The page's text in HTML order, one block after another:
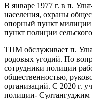
В январе 1977 г. в п.
населения, охраны
опорный пункт
пункт полиции
ТПМ обслуживает п.
родовых угодий. По
сотрудники полиции
общественностью,
организаций. С 2020 г.
полиции- Султангуджим